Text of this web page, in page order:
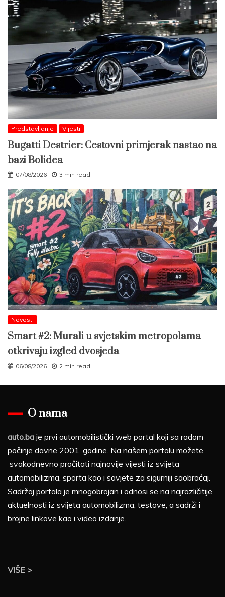
Predstavljanje Vijesti
Bugatti Destrier: Cestovni primjerak nastao na
bazi Bolidea
07/08/2026 3 min read
Novosti
Smart #2: Murali u svjetskim metropolama
otkrivaju izgled dvosjeda
06/08/2026 2 min read
O nama
auto.ba je prvi automobilistički web portal koji sa radom
počinje davne 2001. godine. Na našem portalu možete
svakodnevno pročitati najnovije vijesti iz svijeta
automobilizma, sporta kao i savjete za sigurniji saobraćaj.
Sadržaj portala je mnogobrojan i odnosi se na najrazličitije
aktuelnosti iz svijeta automobilizma, testove, a sadrži i
brojne linkove kao i video izdanje.
VIŠE >